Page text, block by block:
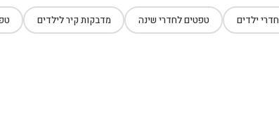
ילדים טפטים לחדרי שינה מדבקות קיר לילדים